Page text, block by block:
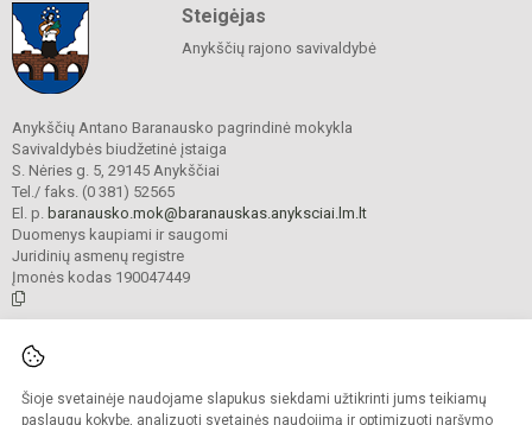
Šioje svetainėje naudojame slapukus siekdami užtikrinti jums teikiamų
paslaugų kokybę, analizuoti svetainės naudojimą ir optimizuoti naršymo
Steigėjas
Anykščių rajono savivaldybė
Anykščių Antano Baranausko pagrindinė mokykla
Savivaldybės biudžetinė įstaiga
S. Nėries g. 5, 29145 Anykščiai
Tel./ faks. (0 381) 52565
El. p. baranausko.mok@baranauskas.anyksciai.lm.lt
Duomenys kaupiami ir saugomi
Juridinių asmenų registre
Įmonės kodas 190047449
Kopijuoti turinį be raštiško mokyklos administracijos sutikimo griežtai
draudžiama.